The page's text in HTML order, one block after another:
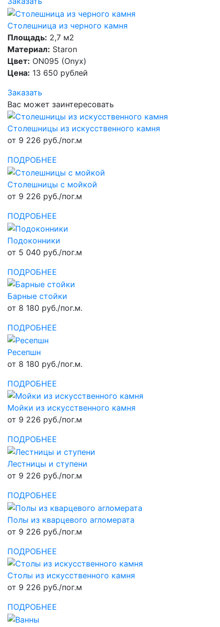
Столешница из черного камня
Площадь: 2,7 м2
Материал: Staron
Цвет: ON095 (Onyx)
Цена: 13 650 рублей
Заказать
Вас может заинтересовать
Столешницы из искусственного камня
от 9 226 руб./пог.м
ПОДРОБНЕЕ
Столешницы с мойкой
от 9 226 руб./пог.м
ПОДРОБНЕЕ
Подоконники
от 5 040 руб./пог.м
ПОДРОБНЕЕ
Барные стойки
от 8 180 руб./пог.м.
ПОДРОБНЕЕ
Ресепшн
от 8 180 руб./пог.м.
ПОДРОБНЕЕ
Мойки из искусственного камня
от 9 226 руб./пог.м
ПОДРОБНЕЕ
Лестницы и ступени
от 9 226 руб./пог.м
ПОДРОБНЕЕ
Полы из кварцевого агломерата
от 9 226 руб./пог.м
ПОДРОБНЕЕ
Столы из искусственного камня
от 9 226 руб./пог.м
ПОДРОБНЕЕ